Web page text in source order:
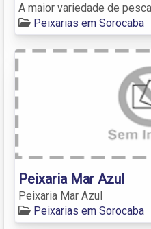
A maior variedade de
Peixarias em Sorocaba
Peixaria Mar Azul
Peixaria Mar Azul
Peixarias em Sorocaba